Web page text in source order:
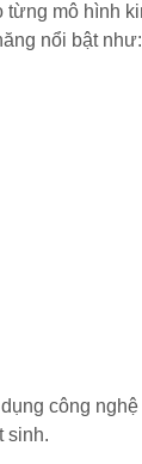
từng mô hình
nổi bật như:
công
sinh.